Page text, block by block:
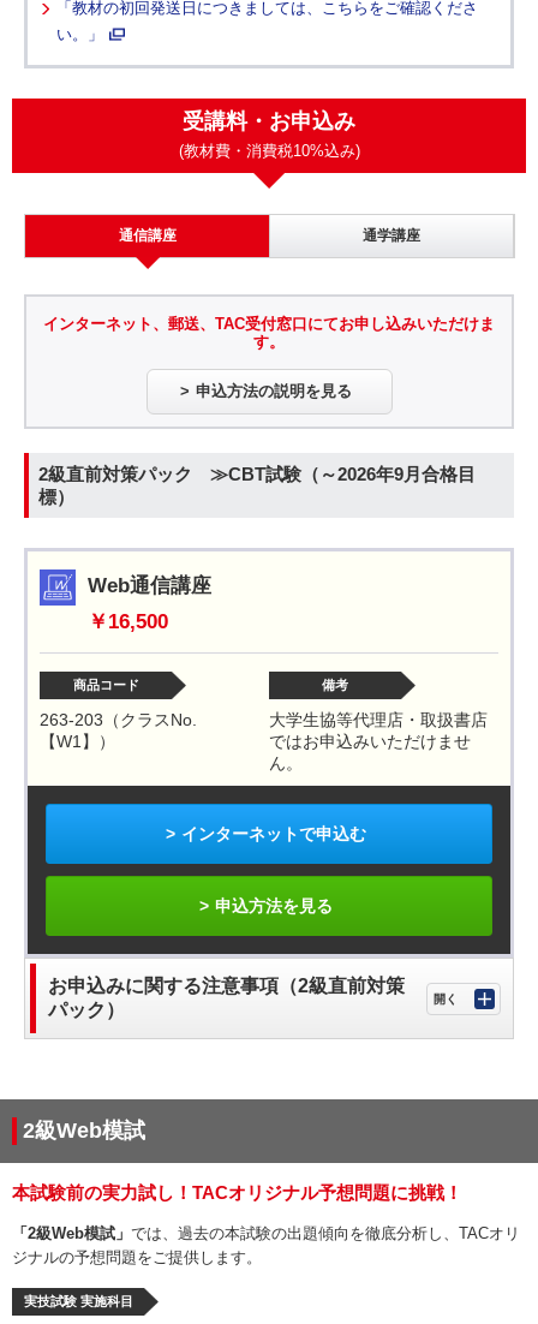
「教材の初回発送日につきましては、こちらをご確認くださ
い。」
受講料・お申込み
(教材費・消費税10%込み)
通信講座 通学講座
インターネット、郵送、TAC受付窓口 にてお申し込みいただけま
す。
申込方法の説明を見る
2級直前対策パック ≫CBT試験（～2026年9月合格目
標）
Web通信講座
￥16,500
商品コード
263-203（クラスNo.
【W1】）
備考
大学生協等代理店・取扱書店
ではお申込みいただけませ
ん。
インターネットで申込む
申込方法を見る
お申込みに関する注意事項（2級直前対策
パック）
2級Web模試
本試験前の実力試し！TACオリジナル予想問題に挑戦！
「2級Web模試」 では、過去の本試験の出題傾向を徹底分析し、TACオリ
ジナルの予想問題をご提供します。
実技試験 実施科目